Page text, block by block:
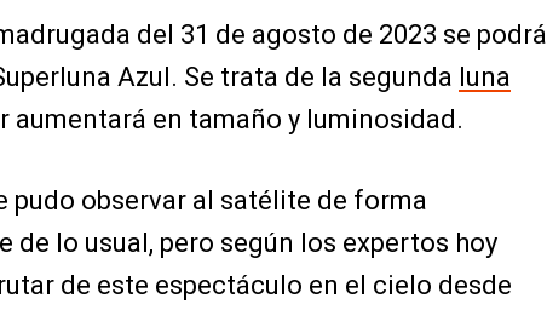
del 31 de agosto de 2023 se podrá
Azul. Se trata de la segunda luna
aumentará en tamaño y luminosidad.
pudo observar al satélite de forma
de lo usual, pero según los expertos hoy
de este espectáculo en el cielo desde